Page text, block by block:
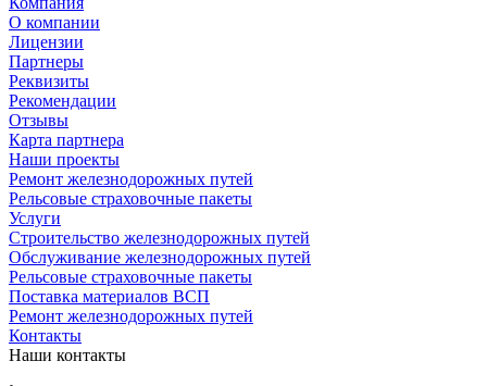
О компании
Лицензии
Партнеры
Реквизиты
Рекомендации
Отзывы
Карта партнера
Наши проекты
Ремонт железнодорожных путей
Рельсовые страховочные пакеты
Услуги
Строительство железнодорожных путей
Обслуживание железнодорожных путей
Рельсовые страховочные пакеты
Поставка материалов ВСП
Ремонт железнодорожных путей
Контакты
Наши контакты